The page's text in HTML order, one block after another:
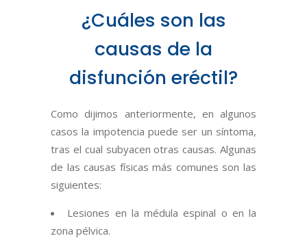
¿Cuáles son las
causas de la
disfunción eréctil?
Como dijimos anteriormente, en algunos
casos la impotencia puede ser un síntoma,
tras el cual subyacen otras causas. Algunas
de las causas físicas más comunes son las
siguientes:
Lesiones en la médula espinal o en la
zona pélvica.